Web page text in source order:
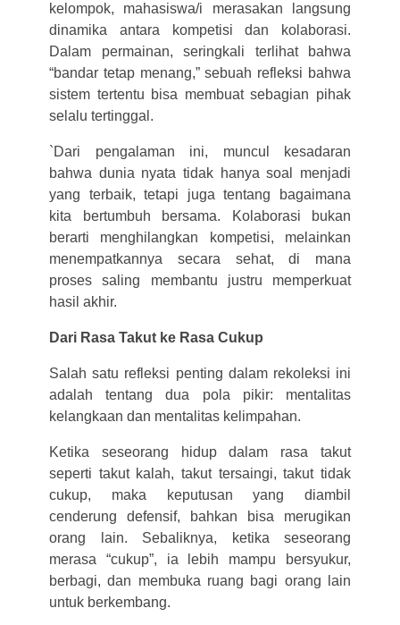
kelompok, mahasiswa/i merasakan langsung
dinamika antara kompetisi dan kolaborasi.
Dalam permainan, seringkali terlihat bahwa
“bandar tetap menang,” sebuah refleksi bahwa
sistem tertentu bisa membuat sebagian pihak
selalu tertinggal.
`Dari pengalaman ini, muncul kesadaran
bahwa dunia nyata tidak hanya soal menjadi
yang terbaik, tetapi juga tentang bagaimana
kita bertumbuh bersama. Kolaborasi bukan
berarti menghilangkan kompetisi, melainkan
menempatkannya secara sehat, di mana
proses saling membantu justru memperkuat
hasil akhir.
Dari Rasa Takut ke Rasa Cukup
Salah satu refleksi penting dalam rekoleksi ini
adalah tentang dua pola pikir: mentalitas
kelangkaan dan mentalitas kelimpahan.
Ketika seseorang hidup dalam rasa takut
seperti takut kalah, takut tersaingi, takut tidak
cukup, maka keputusan yang diambil
cenderung defensif, bahkan bisa merugikan
orang lain. Sebaliknya, ketika seseorang
merasa “cukup”, ia lebih mampu bersyukur,
berbagi, dan membuka ruang bagi orang lain
untuk berkembang.